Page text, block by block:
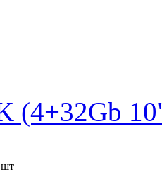
(4+32Gb
шт